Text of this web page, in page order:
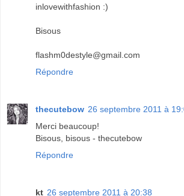
inlovewithfashion :)
Bisous
flashm0destyle@gmail.com
Répondre
thecutebow 26 septembre 2011 à
Merci beaucoup!
Bisous, bisous - thecutebow
Répondre
kt 26 septembre 2011 à 20:38